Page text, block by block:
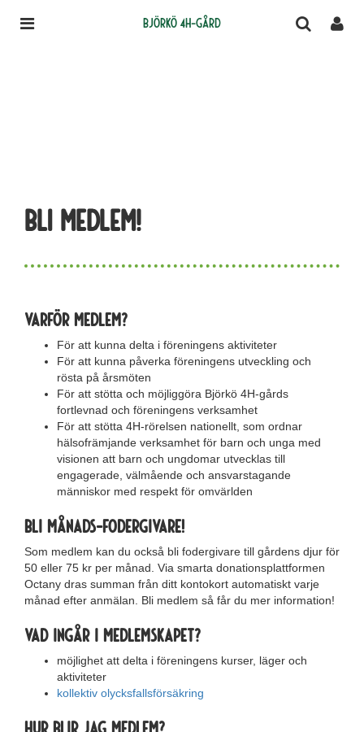
Björkö 4H-gård
Bli medlem!
Varför medlem?
För att kunna delta i föreningens aktiviteter
För att kunna påverka föreningens utveckling och
rösta på årsmöten
För att stötta och möjliggöra Björkö 4H-gårds
fortlevnad och föreningens verksamhet
För att stötta 4H-rörelsen nationellt, som ordnar
hälsofrämjande verksamhet för barn och unga med
visionen att barn och ungdomar utvecklas till
engagerade, välmående och ansvarstagande
människor med respekt för omvärlden
Bli månads-fodergivare!
Som medlem kan du också bli fodergivare till gårdens djur för
50 eller 75 kr per månad. Via smarta donationsplattformen
Octany dras summan från ditt kontokort automatiskt varje
månad efter anmälan. Bli medlem så får du mer information!
Vad ingår i medlemskapet?
möjlighet att delta i föreningens kurser, läger och
aktiviteter
kollektiv olycksfallsförsäkring
Hur blir jag medlem?